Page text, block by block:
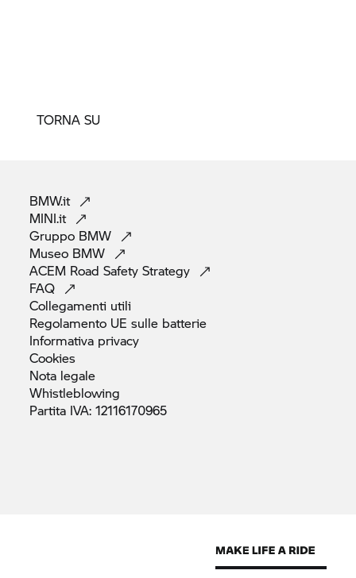
TORNA SU
BMW.it
MINI.it
Gruppo BMW
Museo BMW
ACEM Road SafetyStrategy
FAQ
Collegamenti utili
Regolamento UE sulle batterie
Informativa privacy
Cookies
Nota legale
Whistleblowing
Partita IVA:12116170965